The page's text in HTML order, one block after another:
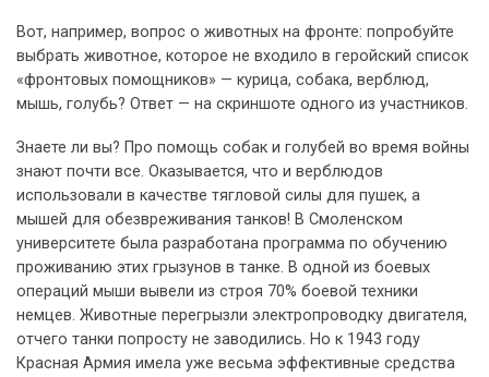
Вот, например, вопрос о животных на фронте: попробуйте
выбрать животное, которое не входило в геройский список
«фронтовых помощников» — курица, собака, верблюд,
мышь, голубь? Ответ — на скриншоте одного из участников.
Знаете ли вы? Про помощь собак и голубей во время войны
знают почти все. Оказывается, что и верблюдов
использовали в качестве тягловой силы для пушек, а
мышей для обезвреживания танков! В Смоленском
университете была разработана программа по обучению
проживанию этих грызунов в танке. В одной из боевых
операций мыши вывели из строя 70% боевой техники
немцев. Животные перегрызли электропроводку двигателя,
отчего танки попросту не заводились. Но к 1943 году
Красная Армия имела уже весьма эффективные средства